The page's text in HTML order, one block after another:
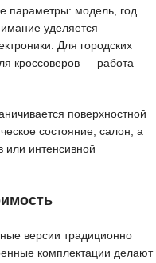
параметры: модель, год
уделяется
Для городских
кроссоверов — работа
поверхностной
состояние, салон, а
или интенсивной
версии традиционно
комплектации делают